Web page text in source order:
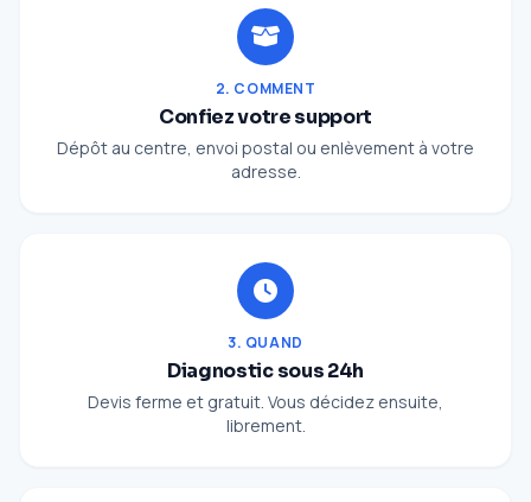
2. COMMENT
Confiez votre support
Dépôt au centre, envoi postal ou enlèvement à votre
adresse.
3. QUAND
Diagnostic sous 24h
Devis ferme et gratuit. Vous décidez ensuite,
librement.